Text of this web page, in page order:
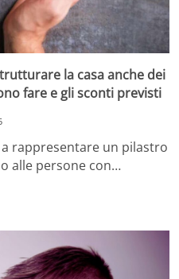
la casa anche dei
fare e gli sconti previsti
a rappresentare un pilastro
alle persone con…